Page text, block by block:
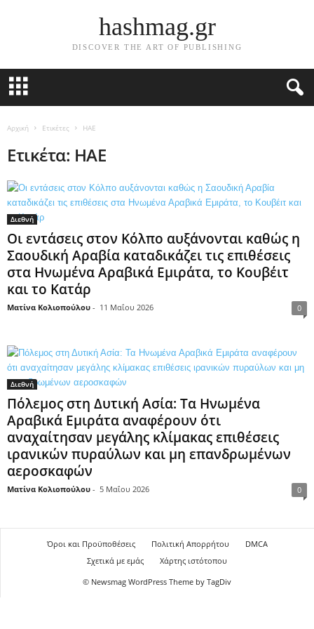
hashmag.gr
DISCOVER THE ART OF PUBLISHING
Αρχική Ετικέτες ΗΑΕ
Ετικέτα: ΗΑΕ
Διεθνή
Οι εντάσεις στον Κόλπο αυξάνονται καθώς η
Σαουδική Αραβία καταδικάζει τις επιθέσεις
στα Ηνωμένα Αραβικά Εμιράτα, το Κουβέιτ
και το Κατάρ
Ματίνα Κολιοπούλου - 11 Μαΐου 2026 0
Διεθνή
Πόλεμος στη Δυτική Ασία: Τα Ηνωμένα
Αραβικά Εμιράτα αναφέρουν ότι
αναχαίτησαν μεγάλης κλίμακας επιθέσεις
ιρανικών πυραύλων και μη επανδρωμένων
αεροσκαφών
Ματίνα Κολιοπούλου - 5 Μαΐου 2026 0
Όροι και Προϋποθέσεις Πολιτική Απορρήτου
DMCA
Σχετικά με εμάς
Χάρτης ιστότοπου
© Newsmag WordPress Theme by TagDiv